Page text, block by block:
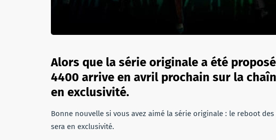
Alors que la série originale a été
4400 arrive en avril prochain sur la
en exclusivité.
Bonne nouvelle si vous avez aimé la série originale : le reboot
sera en exclusivité.